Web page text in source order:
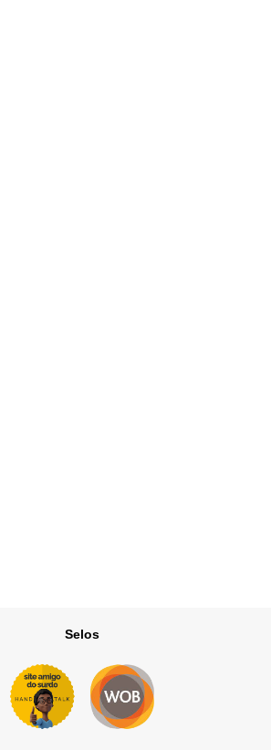
Selos